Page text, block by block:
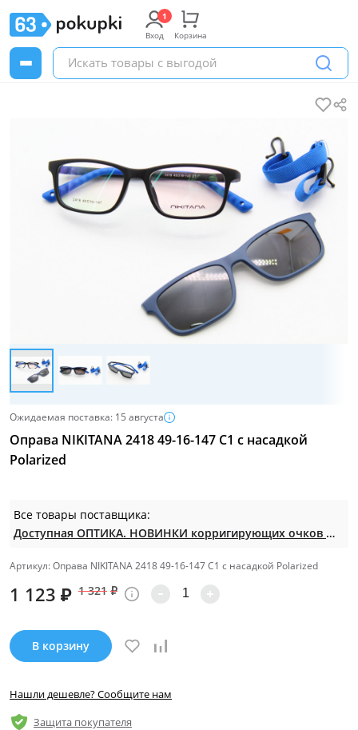
Вход Корзина
Ожидаемая поставка: 15 августа
Оправа NIKITANA 2418 49-16-147 С1 с насадкой
Polarized
Все товары поставщика:
Доступная ОПТИКА. НОВИНКИ корригирующих очков по СУПЕР ценам. Таких нет на МП.
Артикул: Оправа NIKITANA 2418 49-16-147 С1 с насадкой Polarized
1 123 ₽ 1 321 ₽
В корзину
Нашли дешевле? Сообщите нам
Защита покупателя